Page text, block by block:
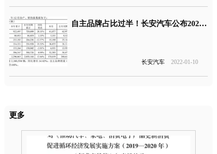
自主品牌占比过半！长安汽车公布2021年销量
长安汽车 2022-01-10
更多